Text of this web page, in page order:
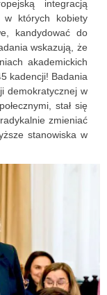
integracją
w których kobiety
kandydować do
wskazują, że
akademickich
kadencji! Badania
demokratycznej w
stał się
zmieniać
stanowiska w